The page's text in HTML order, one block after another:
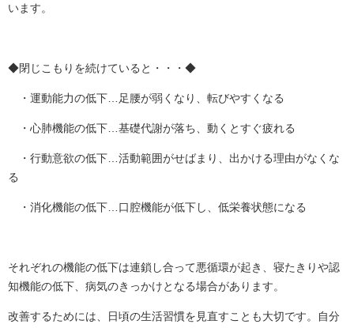
います。
◆閉じこもりを続けていると・・・◆
・運動能力の低下…足腰が弱くなり、転びやすくなる
・心肺機能の低下…基礎代謝が落ち、動くとすぐ疲れる
・行動意欲の低下…活動範囲がせばまり、出かける理由がなくな
る
・消化機能の低下…口腔機能が低下し、低栄養状態になる
それぞれの機能の低下は連鎖し合って悪循環が起き、寝たきりや認
知機能の低下、病気のきっかけとなる場合があります。
改善するためには、日頃の生活習慣を見直すことも大切です。自分